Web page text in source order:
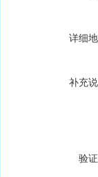
详细
补充
验